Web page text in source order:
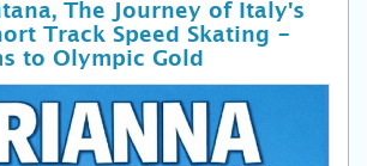
The Journey of Italy's
Track Speed Skating -
to Olympic Gold